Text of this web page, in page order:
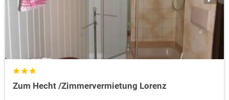
Zum Hecht /Zimmervermietung Lorenz